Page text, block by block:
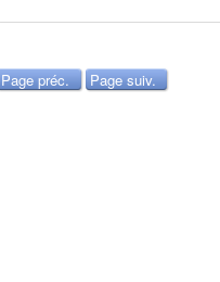
Page préc. Page suiv.